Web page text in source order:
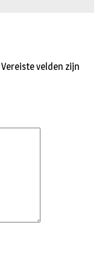
Vereiste velden zijn